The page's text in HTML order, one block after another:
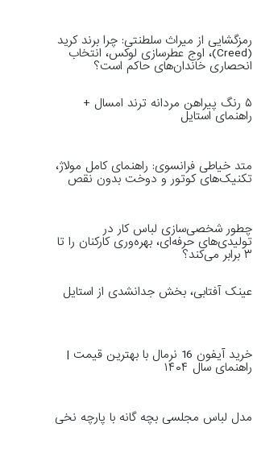
رمزگشایی از میراث سلطنتی: چرا برند کرید
(Creed)، اوج عطرسازی لوکس، انتخاب
انحصاری خاندان‌های حاکم است؟
۵ رنگ پیراهن مردانه ترند امسال +
راهنمای استایل
متد خیاطی فرانسوی: راهنمای کامل مولاژ،
تکنیک‌های کوتور و دوخت بدون نقص
چطور شخصی‌سازی لباس کار در
تولیدی‌های حرفه‌ای، بهره‌وری کارکنان را تا
۳ برابر می‌کند؟
عینک آفتابی، بخش جدانشدی از استایل
خرید آیفون 16 نرمال با بهترین قیمت |
راهنمای سال ۱۴۰۴
مدل لباس مجلسی بچه گانه با پارچه نخی